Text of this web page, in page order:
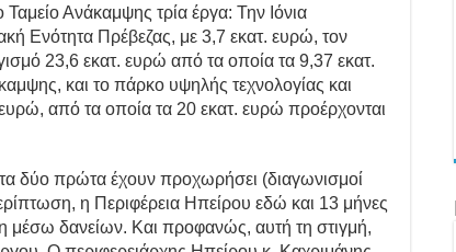
Ταμείο Ανάκαμψης τρία έργα: Την Ιόνια
Ενότητα Πρέβεζας, με 3,7 εκατ. ευρώ, τον
23,6 εκατ. ευρώ από τα οποία τα 9,37 εκατ.
και το πάρκο υψηλής τεχνολογίας και
από τα οποία τα 20 εκατ. ευρώ προέρχονται
δύο πρώτα έχουν προχωρήσει (διαγωνισμοί
η Περιφέρεια Ηπείρου εδώ και 13 μήνες
μέσω δανείων. Και προφανώς, αυτή τη στιγμή,